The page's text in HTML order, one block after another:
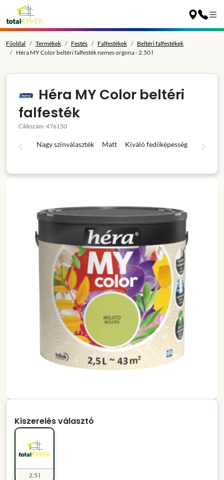
Főoldal Termékek Festés Falfestékek
Beltéri falfestékek
Héra MY Color beltéri falfesték nemes orgona - 2.50 l
Héra MY Color beltéri
falfesték
Cikkszám: 476150
Nagy színválaszték Matt Kiváló fedőképesség
Kiszerelés választó
2.5 l